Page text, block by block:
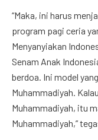
“Maka, ini harus
program pagi ceria
Menyanyiakan
Senam Anak
berdoa. Ini model
Muhammadiyah.
Muhammadiyah, itu
Muhammadiyah,”